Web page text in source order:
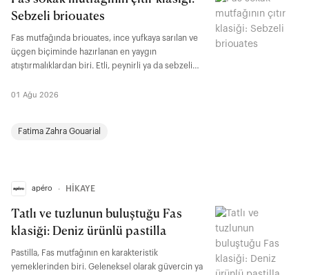
Sebzeli briouates
Fas mutfağında briouates, ince yufkaya sarılan ve
üçgen biçiminde hazırlanan en yaygın
atıştırmalıklardan biri. Etli, peynirli ya da sebzeli
sofralarında, çay saatlerinde ve ramazan
yufkasıyla da benzer bir sonuç elde edilebiliyor.
01 Ağu 2026
Fatima Zahra Gouarial
apéro ∙ HİKAYE
Tatlı ve tuzlunun buluştuğu Fas
klasiği: Deniz ürünlü pastilla
Pastilla, Fas mutfağının en karakteristik
yemeklerinden biri. Geleneksel olarak güvercin ya